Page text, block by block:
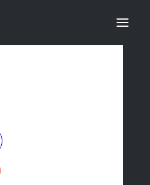
l’aéroport de Faro,
total sans